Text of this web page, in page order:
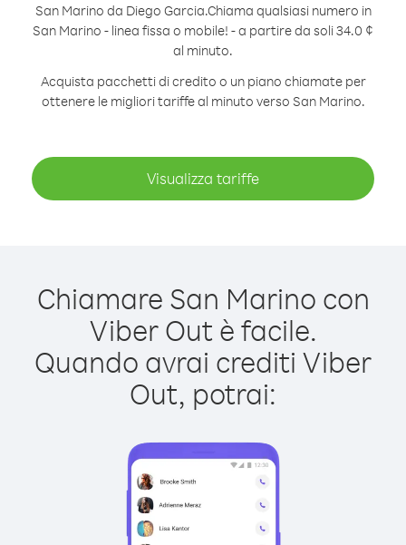
San Marino da Diego Garcia.Chiama qualsiasi numero in
San Marino - linea fissa o mobile! - a partire da soli 34.0 ¢
al minuto.
Acquista pacchetti di credito o un piano chiamate per
ottenere le migliori tariffe al minuto verso San Marino.
Visualizza tariffe
Chiamare San Marino con
Viber Out è facile.
Quando avrai crediti Viber
Out, potrai: